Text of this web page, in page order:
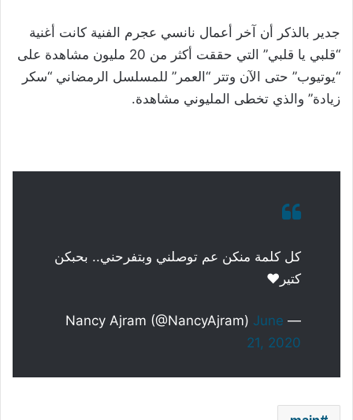
جدير بالذكر أن آخر أعمال نانسي عجرم الفنية كانت أغنية
“قلبي يا قلبي” التي حققت أكثر من 20 مليون مشاهدة على
“يوتيوب” حتى الآن وتتر “العمر” للمسلسل الرمضاني “سكر
زيادة” والذي تخطى المليوني مشاهدة.
كل كلمة منكن عم توصلني وبتفرحني.. بحبكن
كتير❤️
— Nancy Ajram (@NancyAjram)
June
21, 2020